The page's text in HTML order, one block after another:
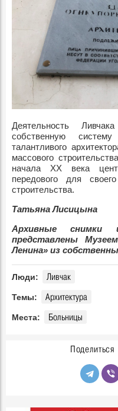
Деятельность
собственную систему
талантливого
массового
начала ХХ века
передового для
строительства.
Татьяна Лисицына
Архивные снимки
представлены
Ленина» из
Люди: Ливчак
Темы: Архитектура
Места: Больницы